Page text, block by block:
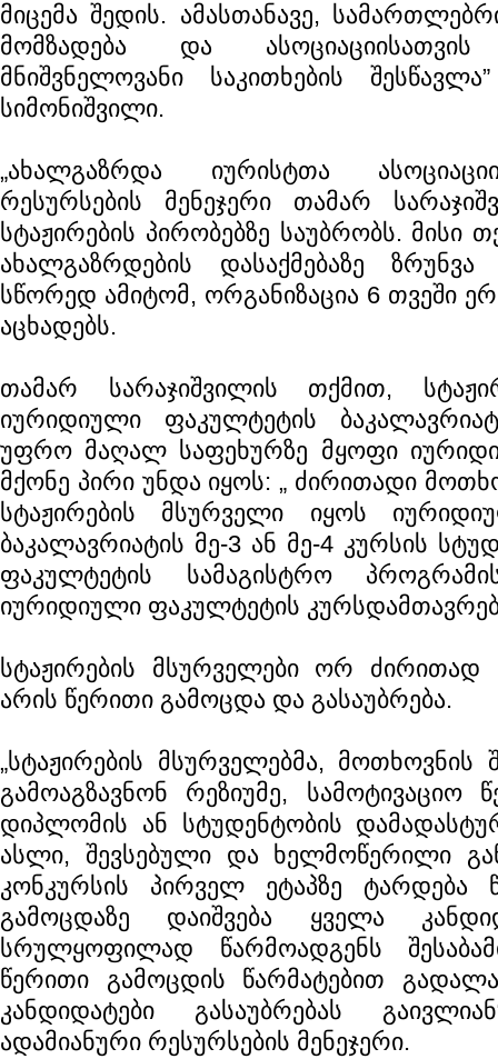
მიცემა შედის. ამასთანავე,
მომზადება და ასოციაციისათვის
მნიშვნელოვანი საკითხების
სიმონიშვილი.
„ახალგაზრდა იურისტთა
რესურსების მენეჯერი თამარ
სტაჟირების პირობებზე საუბრობს. მისი
ახალგაზრდების დასაქმებაზე
სწორედ ამიტომ, ორგანიზაცია 6 თვეში
აცხადებს.
თამარ სარაჯიშვილის თქმით,
იურიდიული ფაკულტეტის
უფრო მაღალ საფეხურზე მყოფი
მქონე პირი უნდა იყოს: „ ძირითადი
სტაჟირების მსურველი იყოს
ბაკალავრიატის მე-3 ან მე-4 კურსის
ფაკულტეტის სამაგისტრო
იურიდიული ფაკულტეტის
სტაჟირების მსურველები ორ ძირითად
არის წერითი გამოცდა და გასაუბრება.
„სტაჟირების მსურველებმა, მოთხოვნის
გამოაგზავნონ რეზიუმე, სამოტივაციო
დიპლომის ან სტუდენტობის
ასლი, შევსებული და ხელმოწერილი
კონკურსის პირველ ეტაპზე ტარდება
გამოცდაზე დაიშვება ყველა
სრულყოფილად წარმოადგენს
წერითი გამოცდის წარმატებით
კანდიდატები გასაუბრებას
ადამიანური რესურსების მენეჯერი.